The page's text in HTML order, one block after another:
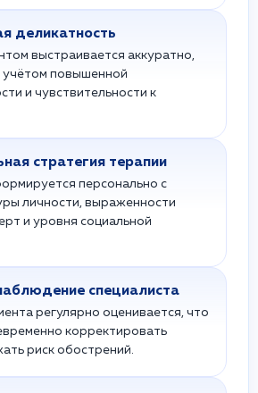
деликатность
выстраивается аккуратно,
учётом повышенной
и чувствительности к
стратегия терапии
персонально с
личности, выраженности
и уровня социальной
специалиста
регулярно оценивается, что
корректировать
риск обострений.